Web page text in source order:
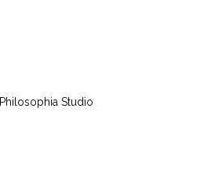
Philosophia Studio